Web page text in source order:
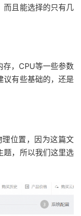
而且能选择的只有几
存，CPU等一些参数
议有些基础的，还是
位置，因为这篇文
题，所以我们这里选